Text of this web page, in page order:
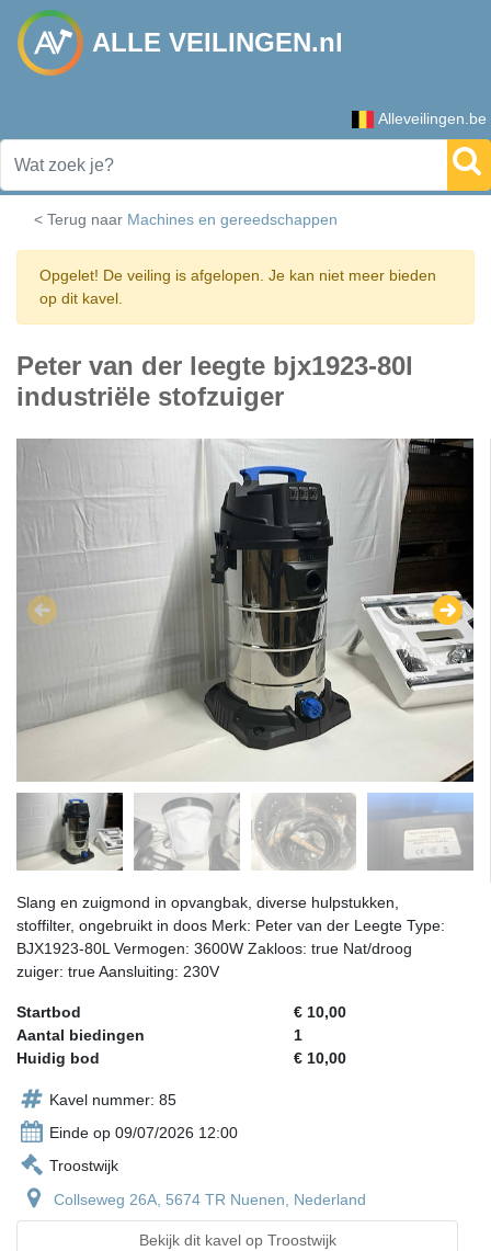
ALLE VEILINGEN.nl
Alleveilingen.be
< Terug naar Machines en gereedschappen
Opgelet! De veiling is afgelopen. Je kan niet meer bieden
op dit kavel.
Peter van der leegte bjx1923-80l
industriële stofzuiger
Slang en zuigmond in opvangbak, diverse hulpstukken,
stoffilter, ongebruikt in doos Merk: Peter van der Leegte Type:
BJX1923-80L Vermogen: 3600W Zakloos: true Nat/droog
zuiger: true Aansluiting: 230V
Startbod
€ 10,00
Aantal biedingen
1
Huidig bod
€ 10,00
Kavel nummer: 85
Einde op 09/07/2026 12:00
Troostwijk
Collseweg 26A, 5674 TR Nuenen, Nederland
Bekijk dit kavel op Troostwijk